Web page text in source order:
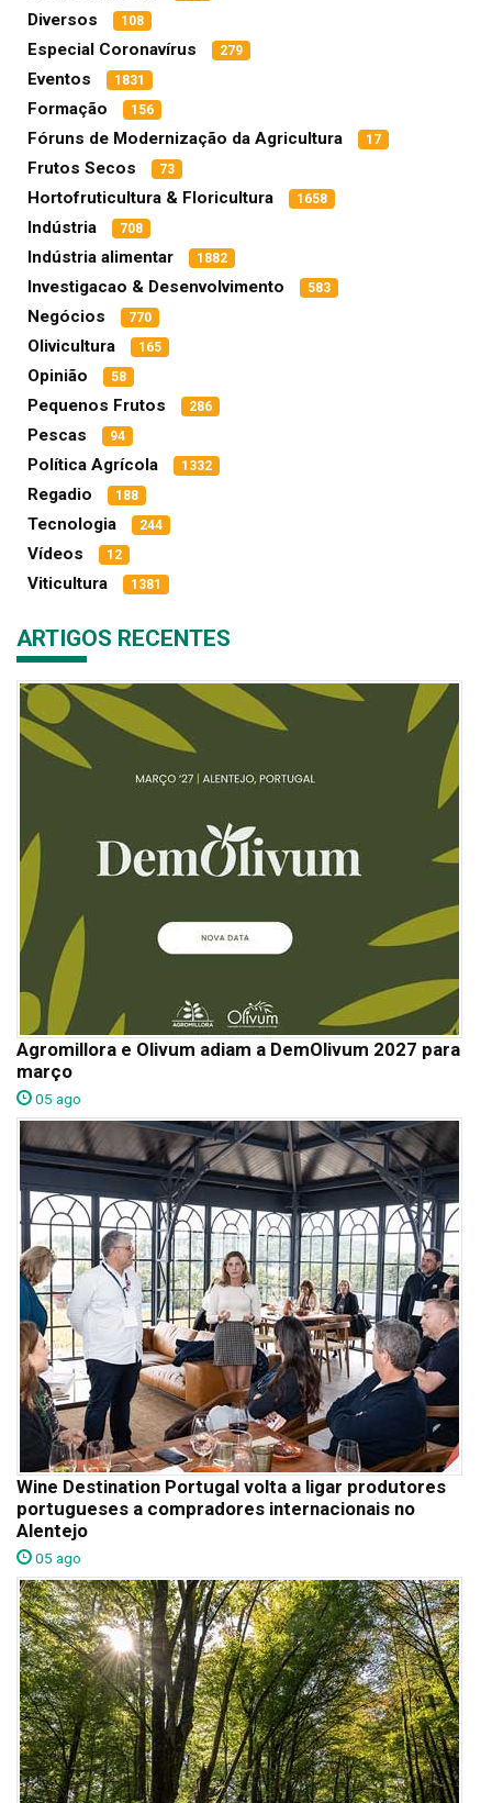
Diversos 108
Especial Coronavírus 279
Eventos 1831
Formação 156
Fóruns de Modernização da Agricultura 17
Frutos Secos 73
Hortofruticultura & Floricultura 1658
Indústria 708
Indústria alimentar 1882
Investigacao & Desenvolvimento 583
Negócios 770
Olivicultura 165
Opinião 58
Pequenos Frutos 286
Pescas 94
Política Agrícola 1332
Regadio 188
Tecnologia 244
Vídeos 12
Viticultura 1381
ARTIGOS RECENTES
Agromillora e Olivum adiam a DemOlivum 2027 para
março
05 ago
Wine Destination Portugal volta a ligar produtores
portugueses a compradores internacionais no
Alentejo
05 ago